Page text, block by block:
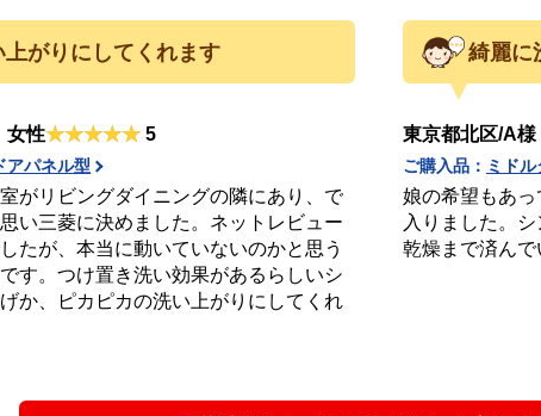
上がりにしてくれます
女性 5
パネル型
がリビングダイニングの隣にあり、で
い三菱に決めました。ネットレビュー
たが、本当に動いていないのかと思う
す。つけ置き洗い効果があるらしいシ
か、ピカピカの洗い上がりにしてくれ
綺麗に
東京都北区/A
ご購入品： ミド
娘の希望もあ
入りました。
乾燥まで済んで